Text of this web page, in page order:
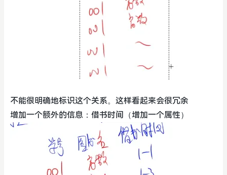
不能很明确地标识这个关系。这样看起来会很冗余
增加一个额外的信息：借书时间（增加一个属性）